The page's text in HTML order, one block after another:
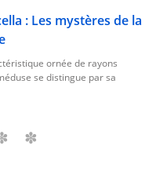
: Les mystères de la
ornée de rayons
se distingue par sa